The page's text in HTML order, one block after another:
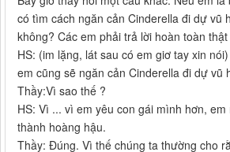
có tìm cách ngăn cản Cinderella đi dự vũ
không? Các em phải trả lời hoàn toàn
HS: (im lặng, lát sau có em giơ tay xin
em cũng sẽ ngăn cản Cinderella đi dự vũ
Thầy:Vì sao thế ?
HS: Vì ... vì em yêu con gái mình hơn,
thành hoàng hậu.
Thầy: Đúng. Vì thế chúng ta thường cho